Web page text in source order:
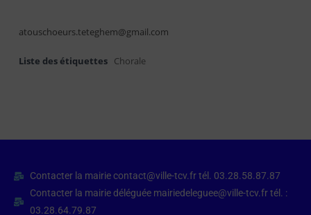
atouschoeurs.teteghem@gmail.com
Liste des étiquettes Chorale
Contacter la mairie contact@ville-tcv.fr tél. 03.28.58.87.87
Contacter la mairie déléguée mairiedeleguee@ville-tcv.fr tél. :
03.28.64.79.87